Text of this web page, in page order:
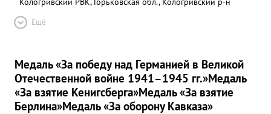
Ещё
Медаль «За победу над Германией в Великой
Отечественной войне 1941–1945 гг.»Медаль
«За взятие Кенигсберга»Медаль «За взятие
Берлина»Медаль «За оборону Кавказа»